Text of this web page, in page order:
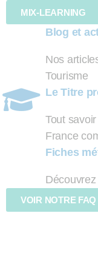
MIX-LEARNING
Blog et
Nos
Tourisme
Le Titre
Tout
France
Fiches
VOIR NOTRE FAQ